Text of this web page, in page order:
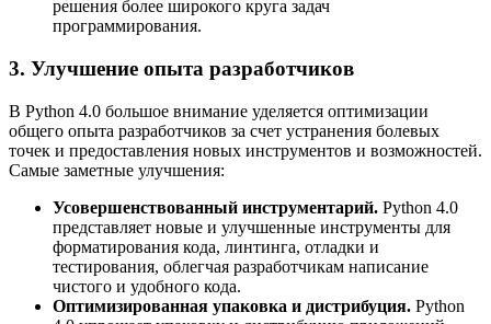
решения более широкого круга задач
программирования.
3. Улучшение опыта разработчиков
В Python 4.0 большое внимание уделяется оптимизации
общего опыта разработчиков за счет устранения болевых
точек и предоставления новых инструментов и возможностей.
Самые заметные улучшения:
Усовершенствованный инструментарий. Python 4.0
представляет новые и улучшенные инструменты для
форматирования кода, линтинга, отладки и
тестирования, облегчая разработчикам написание
чистого и удобного кода.
Оптимизированная упаковка и дистрибуция. Python